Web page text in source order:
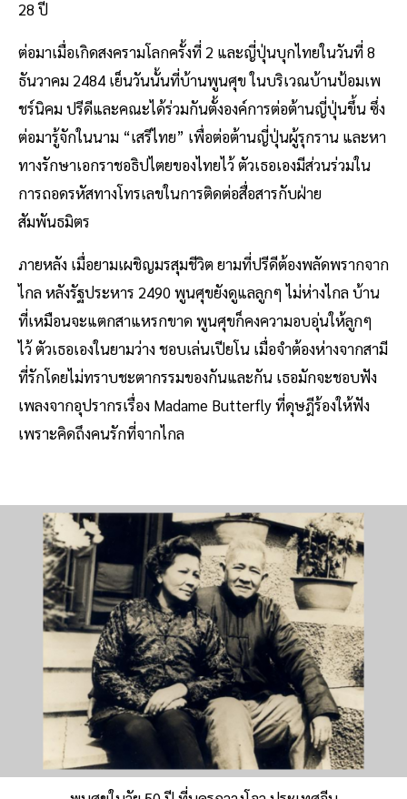
28 ปี
ต่อมาเมื่อเกิดสงครามโลกครั้งที่ 2 และญี่ปุ่นบุกไทยในวันที่ 8
ธันวาคม 2484 เย็นวันนั้นที่บ้านพูนศุข ในบริเวณบ้านป้อมเพ
ชร์นิคม ปรีดีและคณะได้ร่วมกันตั้งองค์การต่อต้านญี่ปุ่นขึ้น ซึ่ง
ต่อมารู้จักในนาม “เสรีไทย” เพื่อต่อต้านญี่ปุ่นผู้รุกราน และหา
ทางรักษาเอกราชอธิปไตยของไทยไว้ ตัวเธอเองมีส่วนร่วมใน
การถอดรหัสทางโทรเลขในการติดต่อสื่อสารกับฝ่าย
สัมพันธมิตร
ภายหลัง เมื่อยามเผชิญมรสุมชีวิต ยามที่ปรีดีต้องพลัดพรากจาก
ไกล หลังรัฐประหาร 2490 พูนศุขยังดูแลลูกๆ ไม่ห่างไกล บ้าน
ที่เหมือนจะแตกสาแหรกขาด พูนศุขก็คงความอบอุ่นให้ลูกๆ
ไว้ ตัวเธอเองในยามว่าง ชอบเล่นเปียโน เมื่อจำต้องห่างจากสามี
ที่รักโดยไม่ทราบชะตากรรมของกันและกัน เธอมักจะชอบฟัง
เพลงจากอุปรากรเรื่อง Madame Butterfly ที่ดุษฎีร้องให้ฟัง
เพราะคิดถึงคนรักที่จากไกล